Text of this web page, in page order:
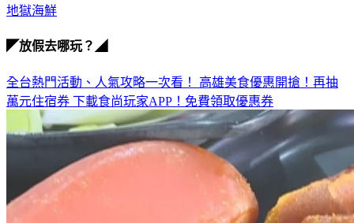
鵝頸藤壺
全台熱門活動、人氣攻略一次看！高雄美食優惠開搶！再抽
萬元住宿券下載食尚玩家APP！免費領取優惠券